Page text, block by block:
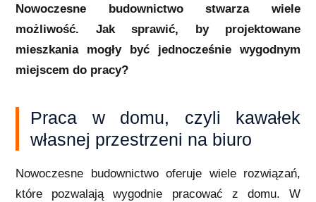
Nowoczesne budownictwo stwarza wiele
możliwość. Jak sprawić, by projektowane
mieszkania mogły być jednocześnie wygodnym
miejscem do pracy?
Praca w domu, czyli kawałek
własnej przestrzeni na biuro
Nowoczesne budownictwo oferuje wiele rozwiązań,
które pozwalają wygodnie pracować z domu. W